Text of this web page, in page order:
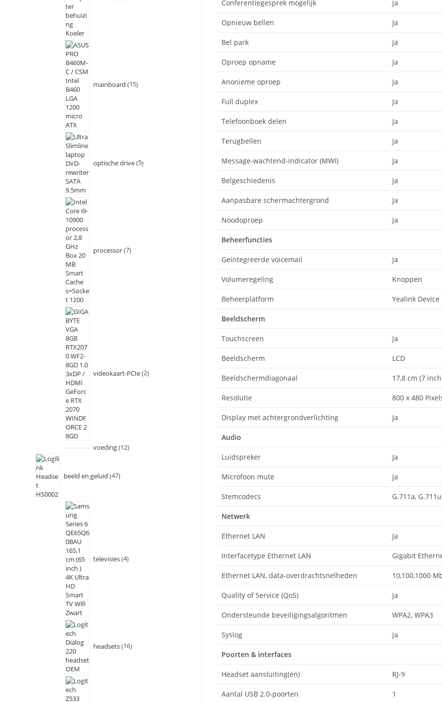
Conferentiegesprek mogelijk Ja
Opnieuw bellen Ja
Bel park Ja
Oproep opname Ja
Anonieme oproep Ja
Full duplex Ja
Telefoonboek delen Ja
Terugbellen Ja
Message-wachtend-indicator (MWI) Ja
Belgeschiedenis Ja
Aanpasbare schermachtergrond Ja
Noodoproep Ja
Beheerfuncties
Geintegreerde voicemail Ja
Volumeregeling Knoppen
Beheerplatform Yealink
Beeldscherm
Touchscreen Ja
Beeldscherm LCD
Beeldschermdiagonaal 17,8 cm (7
Resolutie 800 x 480
Display met achtergrondverlichting Ja
Audio
Luidspreker Ja
Microfoon mute Ja
Stemcodecs G.711a,
Netwerk
Ethernet LAN Ja
Interfacetype Ethernet LAN Gigabit
Ethernet LAN, data-overdrachtsnelheden 10,100,1000
Quality of Service (QoS) Ja
Ondersteunde beveiligingsalgoritmen WPA2, WPA3
Syslog Ja
Poorten & interfaces
Headset aansluiting(en) RJ-9
Aantal USB 2.0-poorten 1
mainboard 15
optische drive 5
processor 7
videokaart-PCIe 2
voeding 12
beeld en geluid 47
televisies 4
headsets 16